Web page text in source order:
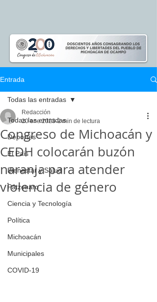
Entrada
Todas las entradas
Deportes
El Pais
Bienestar y Salud
Pátzcuaro
Ciencia y Tecnología
Política
Michoacán
Municipales
COVID-19
Todas las entradas
Congreso de Michoacán y
CEDH colocarán buzón
naranja para atender
violencia de género
Redacción
20 ene 2023 2 min de lectura